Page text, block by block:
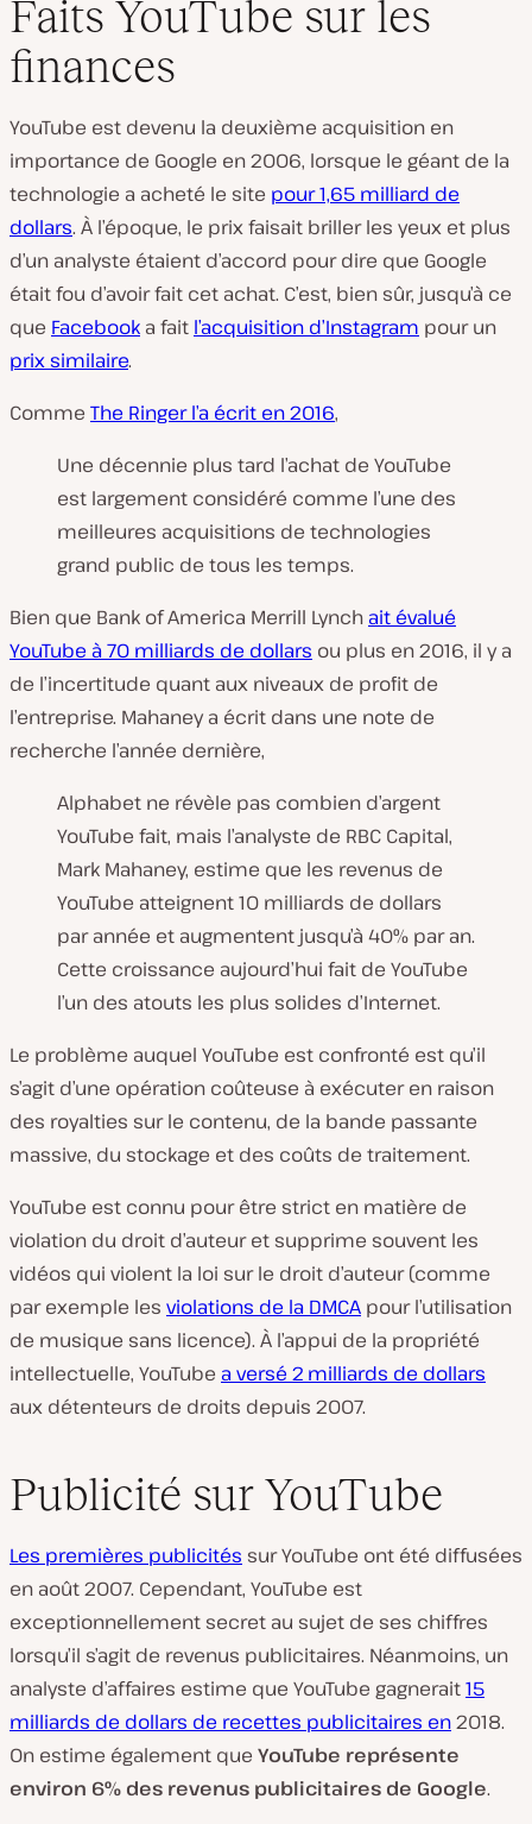
Faits YouTube sur les
finances
YouTube est devenu la deuxième acquisition en
importance de Google en 2006, lorsque le géant de la
technologie a acheté le site pour 1,65 milliard de
dollars. À l’époque, le prix faisait briller les yeux et plus
d’un analyste étaient d’accord pour dire que Google
était fou d’avoir fait cet achat. C’est, bien sûr, jusqu’à ce
que Facebook a fait l’acquisition d’Instagram pour un
prix similaire.
Comme The Ringer l’a écrit en 2016,
Une décennie plus tard l’achat de YouTube
est largement considéré comme l’une des
meilleures acquisitions de technologies
grand public de tous les temps.
Bien que Bank of America Merrill Lynch ait évalué
YouTube à 70 milliards de dollars ou plus en 2016, il y a
de l’incertitude quant aux niveaux de profit de
l’entreprise. Mahaney a écrit dans une note de
recherche l’année dernière,
Alphabet ne révèle pas combien d’argent
YouTube fait, mais l’analyste de RBC Capital,
Mark Mahaney, estime que les revenus de
YouTube atteignent 10 milliards de dollars
par année et augmentent jusqu’à 40% par an.
Cette croissance aujourd’hui fait de YouTube
l’un des atouts les plus solides d’Internet.
Le problème auquel YouTube est confronté est qu’il
s’agit d’une opération coûteuse à exécuter en raison
des royalties sur le contenu, de la bande passante
massive, du stockage et des coûts de traitement.
YouTube est connu pour être strict en matière de
violation du droit d’auteur et supprime souvent les
vidéos qui violent la loi sur le droit d’auteur (comme
par exemple les violations de la DMCA pour l’utilisation
de musique sans licence). À l’appui de la propriété
intellectuelle, YouTube a versé 2 milliards de dollars
aux détenteurs de droits depuis 2007.
Publicité sur YouTube
Les premières publicités sur YouTube ont été diffusées
en août 2007. Cependant, YouTube est
exceptionnellement secret au sujet de ses chiffres
lorsqu’il s’agit de revenus publicitaires. Néanmoins, un
analyste d’affaires estime que YouTube gagnerait15
milliards de dollars de recettes publicitaires en2018.
On estime également que YouTube représente
environ 6% des revenus publicitaires de Google.